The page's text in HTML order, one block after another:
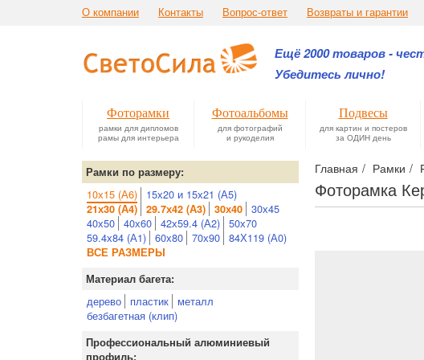
О компании Контакты Вопрос-ответ Возвраты и гарантии
Ещё 2000 товаров -
Убедитесь лично!
Фоторамки
рамки для дипломов
рамы для интерьера
Фотоальбомы
для фотографий
и рукоделия
Подвесы
для картин и постеров
за ОДИН день
Главная Рамки
Фоторамка
Рамки по размеру:
10х15 (А6) 15х20 и 15х21 (А5)
21х30 (А4) 29.7х42 (А3) 30х40
30х45
40х50 40х60 42х59.4 (А2) 50х70
59.4х84 (А1) 60х80 70х90 84Х119 (А0)
ВСЕ РАЗМЕРЫ
Материал багета:
дерево пластик
металл
безбагетная (клип)
Профессиональный алюминиевый
профиль: